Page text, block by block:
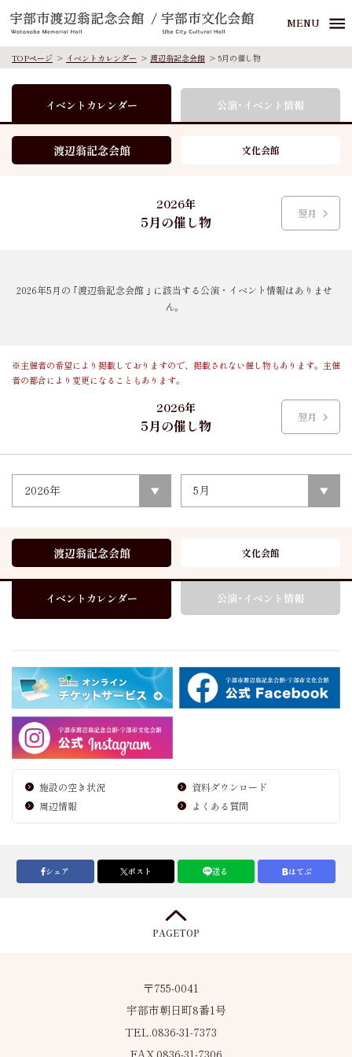
MENU
TOPページ イベントカレンダー 渡辺翁記念会館 5月の催し物
イベントカレンダー 公演･イベント情報
渡辺翁記念会館 文化会館
翌月
2026年
5月の催し物
2026年5月の ｢渡辺翁記念会館 ｣ に該当する公演・イベント情報はありませ
ん。
※主催者の希望により掲載しておりますので、掲載されない催し物もあります。主催
者の都合により変更になることもあります。
翌月
2026年
5月の催し物
2026年 5月
渡辺翁記念会館 文化会館
イベントカレンダー 公演･イベント情報
施設の空き状況
資料ダウンロード
周辺情報
よくある質問
シェア ポスト 送る はてぶ
PAGETOP
〒755-0041
宇部市朝日町8番1号
TEL.0836-31-7373
FAX.0836-31-7306